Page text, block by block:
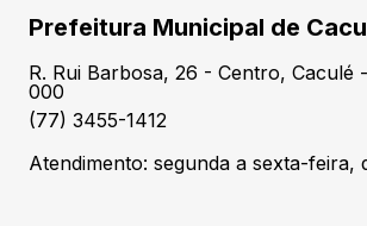
Prefeitura Municipal de
R. Rui Barbosa, 26 - Centro, Caculé
000
(77) 3455-1412
Atendimento: segunda a sexta-feira,